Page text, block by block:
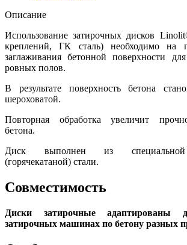
Описание
Использование затирочных дисков
креплений, ГК сталь) необходимо на
заглаживания бетонной поверхности
ровных полов.
В результате поверхность бетона
шероховатой.
Повторная обработка увеличит
бетона.
Диск выполнен из специальной
(горячекатаной) стали.
Совместимость
Диски затирочные
затирочных машинах по бетону разных